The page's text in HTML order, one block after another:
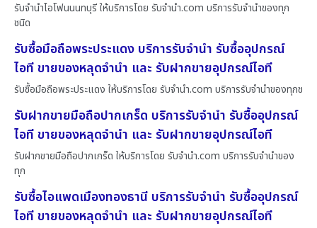
รับจำนำไอโฟนนนทบุรี ให้บริการโดย รับจํานํา.com บริการรับจำนำของทุก
ชนิด
รับซื้อมือถือพระประแดง บริการรับจำนำ รับซื้ออุปกรณ์
ไอที ขายของหลุดจำนำ และ รับฝากขายอุปกรณ์ไอที
รับซื้อมือถือพระประแดง ให้บริการโดย รับจํานํา.com บริการรับจำนำของทุกช
รับฝากขายมือถือปากเกร็ด บริการรับจำนำ รับซื้ออุปกรณ์
ไอที ขายของหลุดจำนำ และ รับฝากขายอุปกรณ์ไอที
รับฝากขายมือถือปากเกร็ด ให้บริการโดย รับจํานํา.com บริการรับจำนำของ
ทุก
รับซื้อไอแพดเมืองทองธานี บริการรับจำนำ รับซื้ออุปกรณ์
ไอที ขายของหลุดจำนำ และ รับฝากขายอุปกรณ์ไอที